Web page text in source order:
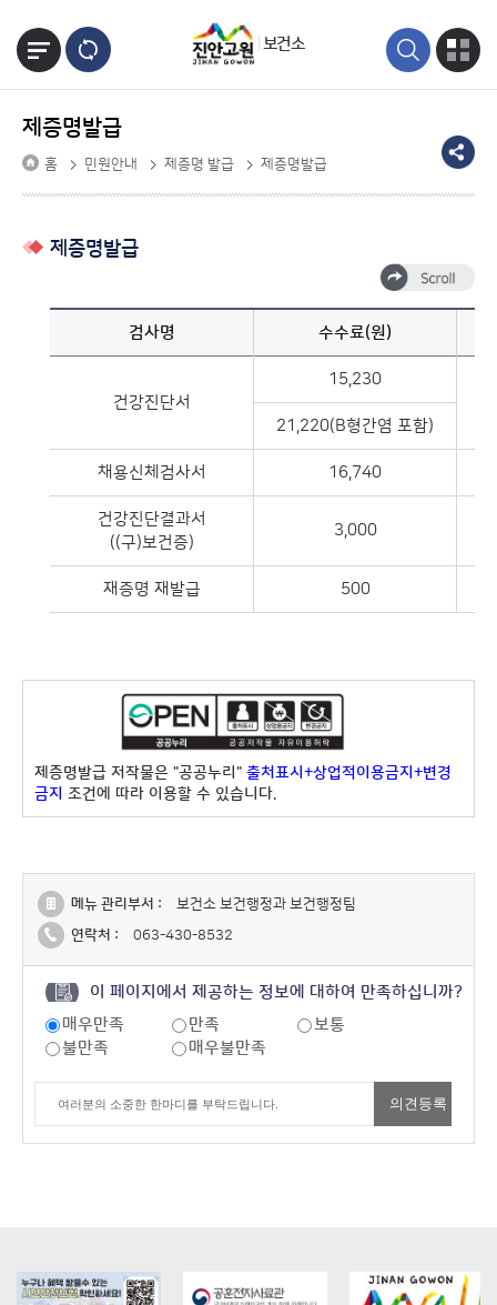
보건소
제증명발급
홈 민원안내 제증명 발급 제증명발급
제증명발급
검사명 수수료(원)
건강진단서
15,230
21,220(B형간염 포함)
채용신체검사서 16,740
건강진단결과서
((구)보건증)
3,000
재증명 재발급 500
제증명발급 저작물은 "공공누리" 출처표시+상업적이용금지+변경
금지 조건에 따라 이용할 수 있습니다.
메뉴 관리부서 :
보건소 보건행정과 보건행정팀
연락처 :
063-430-8532
이 페이지에서 제공하는 정보에 대하여 만족하십니까?
매우만족
만족
보통
불만족
매우불만족